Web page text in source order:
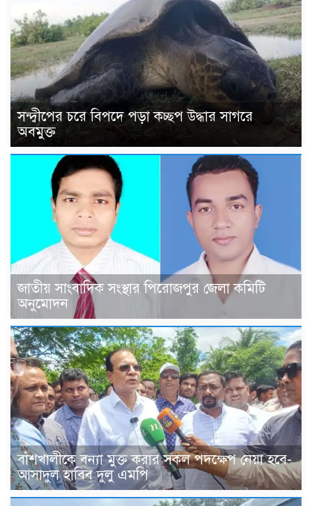
সন্দ্বীপের চরে বিপদে পড়া কচ্ছপ উদ্ধার সাগরে
অবমুক্ত
জাতীয় সাংবাদিক সংস্থার পিরোজপুর জেলা কমিটি
অনুমোদন
বাঁশখালীকে বন্যা মুক্ত করার সকল পদক্ষেপ নেয়া হবে-
আসাদুল হাবিব দুলু এমপি